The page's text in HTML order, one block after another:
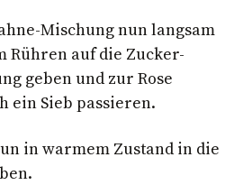
Mischung nun langsam
Rühren auf die Zucker-
geben und zur Rose
ein Sieb passieren.
in warmem Zustand in die